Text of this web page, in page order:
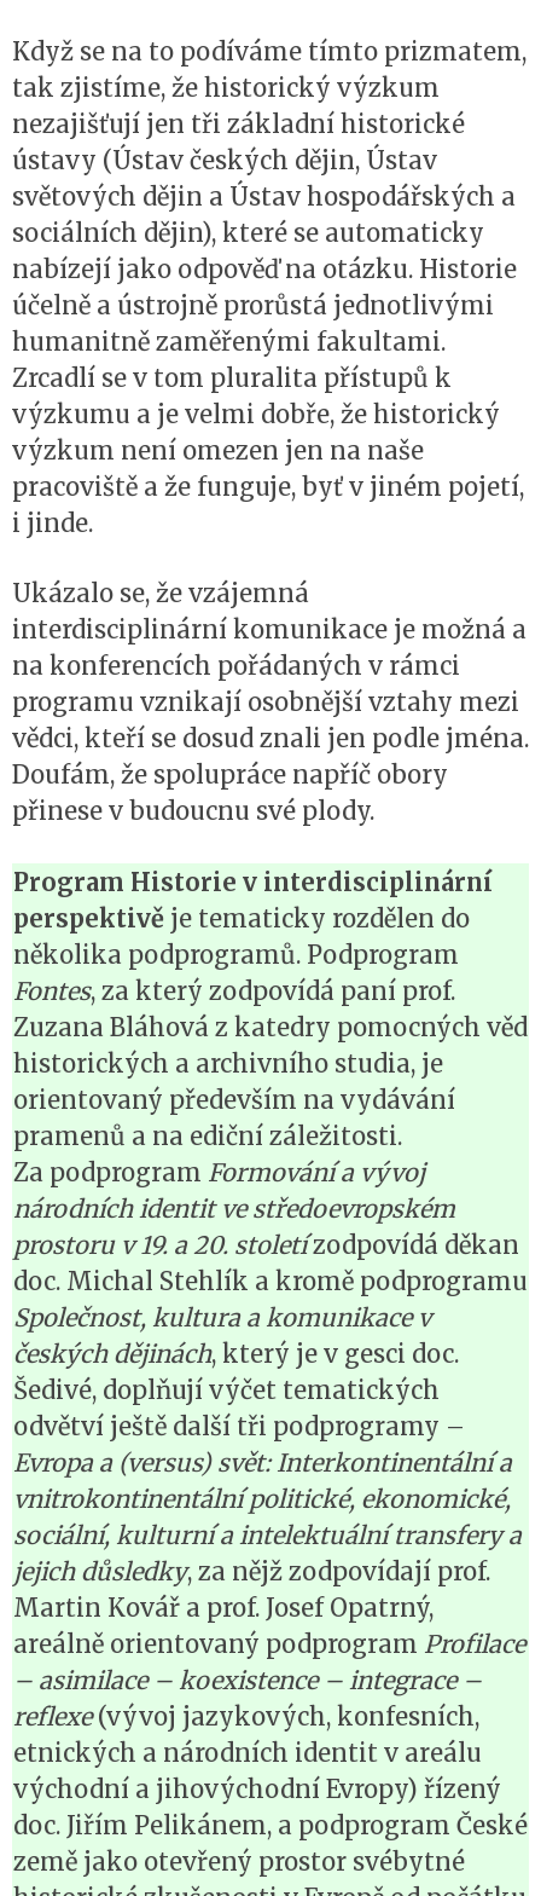
Když se na to podíváme tímto prizmatem,
tak zjistíme, že historický výzkum
nezajišťují jen tři základní historické
ústavy (Ústav českých dějin, Ústav
světových dějin a Ústav hospodářských a
sociálních dějin), které se automaticky
nabízejí jako odpověď na otázku. Historie
účelně a ústrojně prorůstá jednotlivými
humanitně zaměřenými fakultami.
Zrcadlí se v tom pluralita přístupů k
výzkumu a je velmi dobře, že historický
výzkum není omezen jen na naše
pracoviště a že funguje, byť v jiném pojetí,
i jinde.
Ukázalo se, že vzájemná
interdisciplinární komunikace je možná a
na konferencích pořádaných v rámci
programu vznikají osobnější vztahy mezi
vědci, kteří se dosud znali jen podle jména.
Doufám, že spolupráce napříč obory
přinese v budoucnu své plody.
Program Historie v interdisciplinární
perspektivě je tematicky rozdělen do
několika podprogramů. Podprogram
Fontes, za který zodpovídá paní prof.
Zuzana Bláhová z katedry pomocných věd
historických a archivního studia, je
orientovaný především na vydávání
pramenů a na ediční záležitosti.
Za podprogram Formování a vývoj
národních identit ve středoevropském
prostoru v 19. a 20. stoletízodpovídá děkan
doc. Michal Stehlík a kromě podprogramu
Společnost, kultura a komunikace v
českých dějinách, který je v gesci doc.
Šedivé, doplňují výčet tematických
odvětví ještě další tři podprogramy –
Evropa a (versus) svět: Interkontinentální a
vnitrokontinentální politické, ekonomické,
sociální, kulturní a intelektuální transfery a
jejich důsledky, za nějž zodpovídají prof.
Martin Kovář a prof. Josef Opatrný,
areálně orientovaný podprogram Profilace
– asimilace – koexistence – integrace –
reflexe(vývoj jazykových, konfesních,
etnických a národních identit v areálu
východní a jihovýchodní Evropy) řízený
doc. Jiřím Pelikánem, a podprogram České
země jako otevřený prostor svébytné